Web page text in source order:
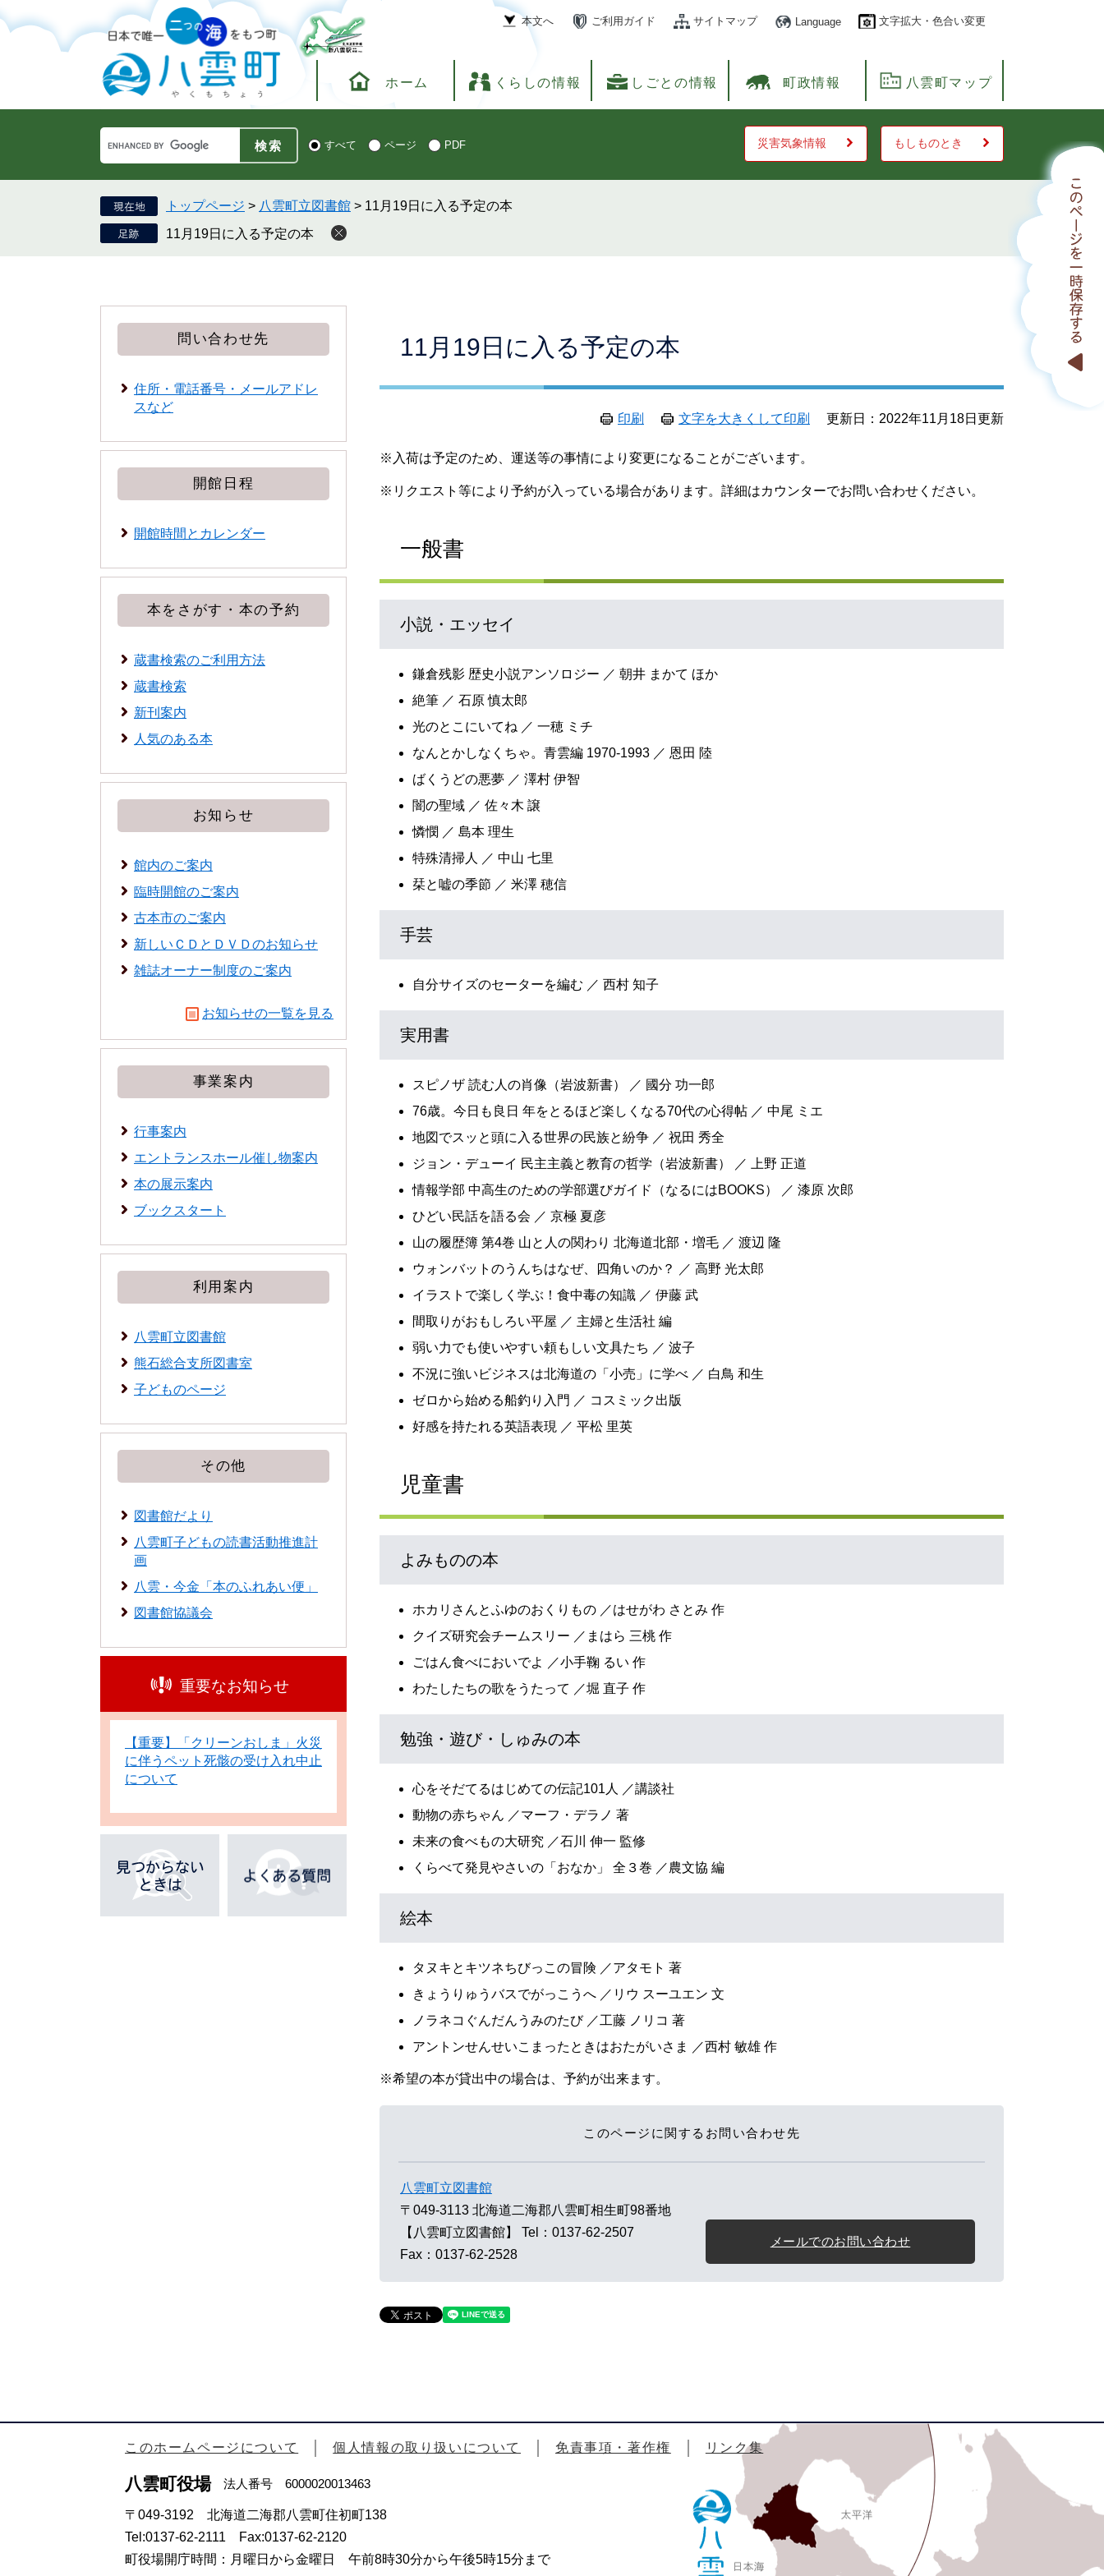
ー
で
ニ
ば
文
本文へ ご利用ガイド サイトマップ Language 文字拡大・色合い変更
ホーム くらしの情報 しごとの情報 町政情報 八雲町マップ
Google
カ
ス
タ
ム
検
検 すべて ページ PDF 災害気象情報 もしものとき
トップページ > 八雲町立図書館 > 11月19日に入る予定の本
11月19日に入る予定の本
11月19日に入る予定の本
印刷 文字を大きくして印刷 更新日：2022年11月18日更新
※入荷は予定のため、運送等の事情により変更になることがございます。
※リクエスト等により予約が入っている場合があります。詳細はカウンターでお問い合わせください。
一般書
小説・エッセイ
鎌倉残影 歴史小説アンソロジー ／ 朝井 まかて ほか
絶筆 ／ 石原 慎太郎
光のとこにいてね ／ 一穂 ミチ
なんとかしなくちゃ。青雲編 1970-1993 ／ 恩田 陸
ばくうどの悪夢 ／ 澤村 伊智
闇の聖域 ／ 佐々木 譲
憐憫 ／ 島本 理生
特殊清掃人 ／ 中山 七里
栞と嘘の季節 ／ 米澤 穂信
手芸
自分サイズのセーターを編む ／ 西村 知子
実用書
スピノザ 読む人の肖像（岩波新書） ／ 國分 功一郎
76歳。今日も良日 年をとるほど楽しくなる70代の心得帖 ／ 中尾 ミエ
地図でスッと頭に入る世界の民族と紛争 ／ 祝田 秀全
ジョン・デューイ 民主主義と教育の哲学（岩波新書） ／ 上野 正道
情報学部 中高生のための学部選びガイド（なるにはBOOKS） ／ 漆原 次郎
ひどい民話を語る会 ／ 京極 夏彦
山の履歴簿 第4巻 山と人の関わり 北海道北部・増毛 ／ 渡辺 隆
ウォンバットのうんちはなぜ、四角いのか？ ／ 高野 光太郎
イラストで楽しく学ぶ！食中毒の知識 ／ 伊藤 武
間取りがおもしろい平屋 ／ 主婦と生活社 編
弱い力でも使いやすい頼もしい文具たち ／ 波子
不況に強いビジネスは北海道の「小売」に学べ ／ 白鳥 和生
ゼロから始める船釣り入門 ／ コスミック出版
好感を持たれる英語表現 ／ 平松 里英
児童書
よみものの本
ホカリさんとふゆのおくりもの ／はせがわ さとみ 作
クイズ研究会チームスリー ／まはら 三桃 作
ごはん食べにおいでよ ／小手鞠 るい 作
わたしたちの歌をうたって ／堀 直子 作
勉強・遊び・しゅみの本
心をそだてるはじめての伝記101人 ／講談社
動物の赤ちゃん ／マーフ・デラノ 著
未来の食べもの大研究 ／石川 伸一 監修
くらべて発見やさいの「おなか」 全３巻 ／農文協 編
絵本
タヌキとキツネちびっこの冒険 ／アタモト 著
きょうりゅうバスでがっこうへ ／リウ スーユエン 文
ノラネコぐんだんうみのたび ／工藤 ノリコ 著
アントンせんせいこまったときはおたがいさま ／西村 敏雄 作
※希望の本が貸出中の場合は、予約が出来ます。
このページに関するお問い合わせ先
八雲町立図書館
〒049-3113 北海道二海郡八雲町相生町98番地
【八雲町立図書館】
Tel：0137-62-2507
Fax：0137-62-2528
メールでのお問い合わせ
問い合わせ先
住所・電話番号・メールアドレ
スなど
開館日程
開館時間とカレンダー
本をさがす・本の予約
蔵書検索のご利用方法
蔵書検索
新刊案内
人気のある本
お知らせ
館内のご案内
臨時開館のご案内
古本市のご案内
新しいＣＤとＤＶＤのお知らせ
雑誌オーナー制度のご案内
お知らせの一覧を見る
事業案内
行事案内
エントランスホール催し物案内
本の展示案内
ブックスタート
利用案内
八雲町立図書館
熊石総合支所図書室
子どものページ
その他
図書館だより
八雲町子どもの読書活動推進計
画
八雲・今金「本のふれあい便」
図書館協議会
重要なお知らせ
【重要】「クリーンおしま」火災
に伴うペット死骸の受け入れ中止
について
このホームページについて 個人情報の取り扱いについて 免責事項・著作権 リンク集
八雲町役場法人番号 6000020013463
〒049-3192 北海道二海郡八雲町住初町138
Tel:0137-62-2111 Fax:0137-62-2120
町役場開庁時間：月曜日から金曜日 午前8時30分から午後5時15分まで